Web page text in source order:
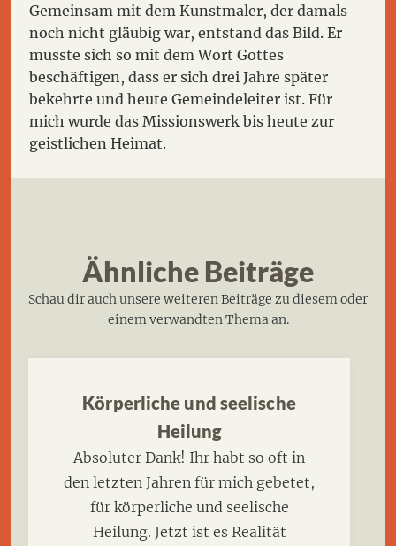
Gemeinsam mit dem Kunstmaler, der damals
noch nicht gläubig war, entstand das Bild. Er
musste sich so mit dem Wort Gottes
beschäftigen, dass er sich drei Jahre später
bekehrte und heute Gemeindeleiter ist. Für
mich wurde das Missionswerk bis heute zur
geistlichen Heimat.
Ähnliche Beiträge
Schau dir auch unsere weiteren Beiträge zu diesem oder
einem verwandten Thema an.
Körperliche und seelische
Heilung
Absoluter Dank! Ihr habt so oft in
den letzten Jahren für mich gebetet,
für körperliche und seelische
Heilung. Jetzt ist es Realität